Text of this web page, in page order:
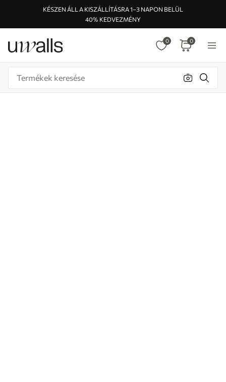
KÉSZEN ÁLL A KISZÁLLÍTÁSRA 1–3 NAPON BELÜL
40% KEDVEZMÉNY
0 0